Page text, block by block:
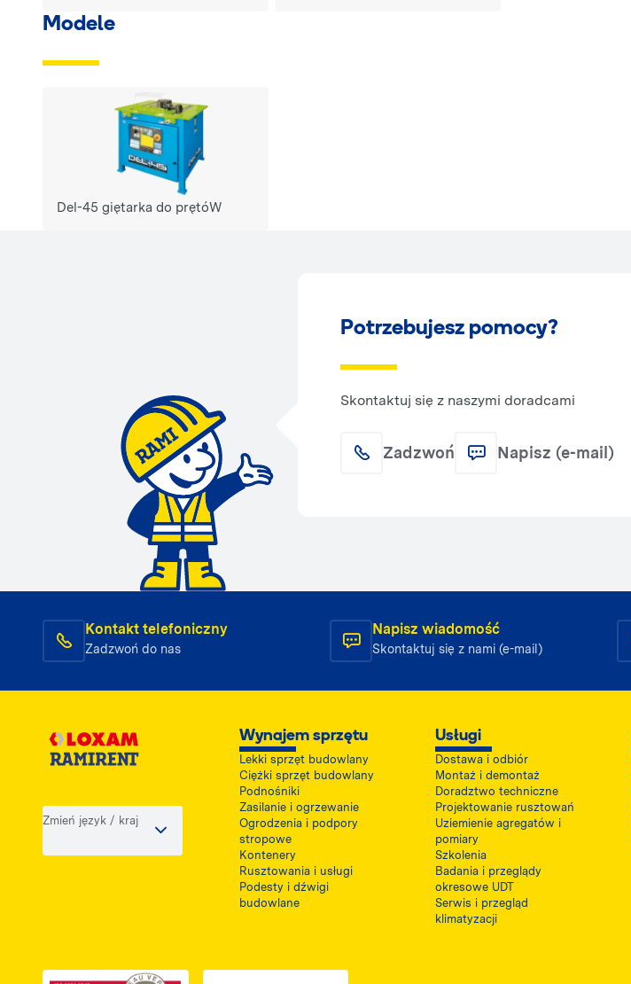
Modele
Del-45 giętarka do prętóW
Potrzebujesz pomocy?
Skontaktuj się z naszymi doradcami
Zadzwoń Napisz (e-mail)
Kontakt telefoniczny
Zadzwoń do nas
Napisz wiadomość
Skontaktuj się z nami (e-mail)
Zmień język / kraj
Wynajem sprzętu
Lekki sprzęt budowlany
Ciężki sprzęt budowlany
Podnośniki
Zasilanie i ogrzewanie
Ogrodzenia i podpory
stropowe
Kontenery
Rusztowania i usługi
Podesty i dźwigi
budowlane
Usługi
Dostawa i odbiór
Montaż i demontaż
Doradztwo techniczne
Projektowanie rusztowań
Uziemienie agregatów i
pomiary
Szkolenia
Badania i przeglądy
okresowe UDT
Serwis i przegląd
klimatyzacji